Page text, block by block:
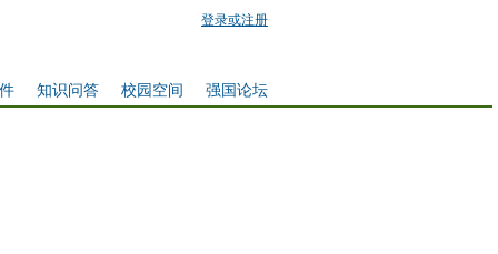
登录或注册
强国论坛
校园空间
知识问答